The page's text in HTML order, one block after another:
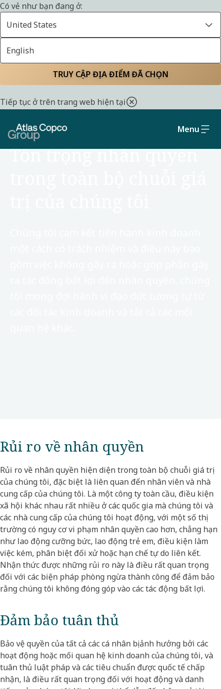
Có vẻ như bạn đang ở:
United States
English
TRUY CẬP ĐỊA ĐIỂM ĐÃ CHỌN
Tiếp tục ở trên trang web hiện tại
Menu
Tính bền vững Xã hội và Quản trị
XÃ HỘI VÀ QUẢN TRỊ
Tôn trọng nhân quyền
Rủi ro về nhân quyền
Rủi ro về nhân quyền hiện diện trong toàn bộ chuỗi giá trị
của chúng tôi, đặc biệt là liên quan đến nhân viên và nhà
cung cấp của chúng tôi. Là một công ty toàn cầu, điều kiện
xã hội khác nhau rất nhiều ở các quốc gia mà chúng tôi và
các nhà cung cấp của chúng tôi hoạt động, với một số thị
trường có nguy cơ vi phạm nhân quyền cao hơn, chẳng hạn
như lao động cưỡng bức, lao động trẻ em, điều kiện làm
việc kém, phân biệt đối xử hoặc hạn chế tự do liên kết.
Nhận thức được những rủi ro này là điều rất quan trọng
đối với các biện pháp phòng ngừa thành công để đảm bảo
rằng chúng tôi không đóng góp vào các tác động bất lợi.
Đảm bảo tuân thủ
Bảo vệ quyền của tất cả các cá nhân bị ảnh hưởng bởi các
hoạt động hoặc mối quan hệ kinh doanh của chúng tôi, và
tuân thủ luật pháp và các tiêu chuẩn được quốc tế chấp
nhận, là điều rất quan trọng đối với hoạt động và danh